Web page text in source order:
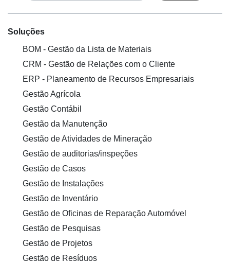
Soluções
BOM - Gestão da Lista de Materiais
CRM - Gestão de Relações com o Cliente
ERP - Planeamento de Recursos Empresariais
Gestão Agrícola
Gestão Contábil
Gestão da Manutenção
Gestão de Atividades de Mineração
Gestão de auditorias/inspeções
Gestão de Casos
Gestão de Instalações
Gestão de Inventário
Gestão de Oficinas de Reparação Automóvel
Gestão de Pesquisas
Gestão de Projetos
Gestão de Resíduos